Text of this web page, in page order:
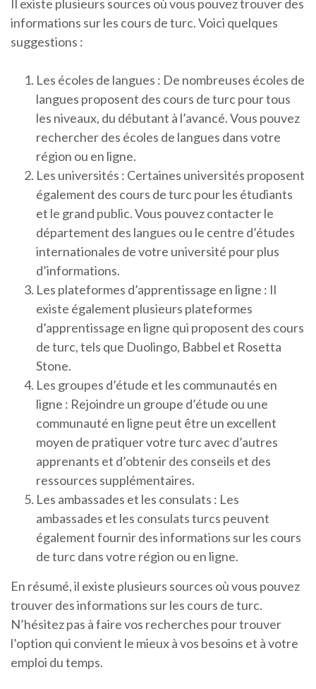
Il existe plusieurs sources où vous pouvez trouver des
informations sur les cours de turc. Voici quelques
suggestions :
Les écoles de langues : De nombreuses écoles de
langues proposent des cours de turc pour tous
les niveaux, du débutant à l’avancé. Vous pouvez
rechercher des écoles de langues dans votre
région ou en ligne.
Les universités : Certaines universités proposent
également des cours de turc pour les étudiants
et le grand public. Vous pouvez contacter le
département des langues ou le centre d’études
internationales de votre université pour plus
d’informations.
Les plateformes d’apprentissage en ligne : Il
existe également plusieurs plateformes
d’apprentissage en ligne qui proposent des cours
de turc, tels que Duolingo, Babbel et Rosetta
Stone.
Les groupes d’étude et les communautés en
ligne : Rejoindre un groupe d’étude ou une
communauté en ligne peut être un excellent
moyen de pratiquer votre turc avec d’autres
apprenants et d’obtenir des conseils et des
ressources supplémentaires.
Les ambassades et les consulats : Les
ambassades et les consulats turcs peuvent
également fournir des informations sur les cours
de turc dans votre région ou en ligne.
En résumé, il existe plusieurs sources où vous pouvez
trouver des informations sur les cours de turc.
N’hésitez pas à faire vos recherches pour trouver
l’option qui convient le mieux à vos besoins et à votre
emploi du temps.